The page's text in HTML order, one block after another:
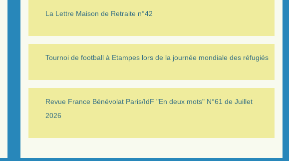
La Lettre Maison de Retraite n°42
Tournoi de football à Etampes lors de la journée mondiale des réfugiés
Revue France Bénévolat Paris/IdF "En deux mots" N°61 de Juillet
2026